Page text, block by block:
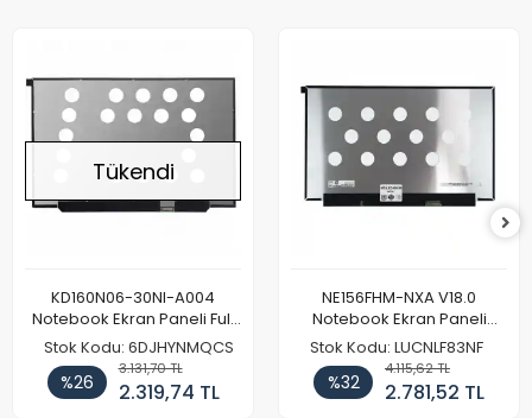
Tükendi
KD160N06-30NI-A004
Notebook Ekran Paneli Full
HD
Stok Kodu: 6DJHYNMQCS
%26
3.131,70 TL
2.319,74 TL
NE156FHM-NXA V18.0
Notebook Ekran Paneli
144Hz
Stok Kodu: LUCNLF83NF
%32
4.115,62 TL
2.781,52 TL